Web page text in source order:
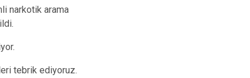
narkotik arama
tebrik ediyoruz.